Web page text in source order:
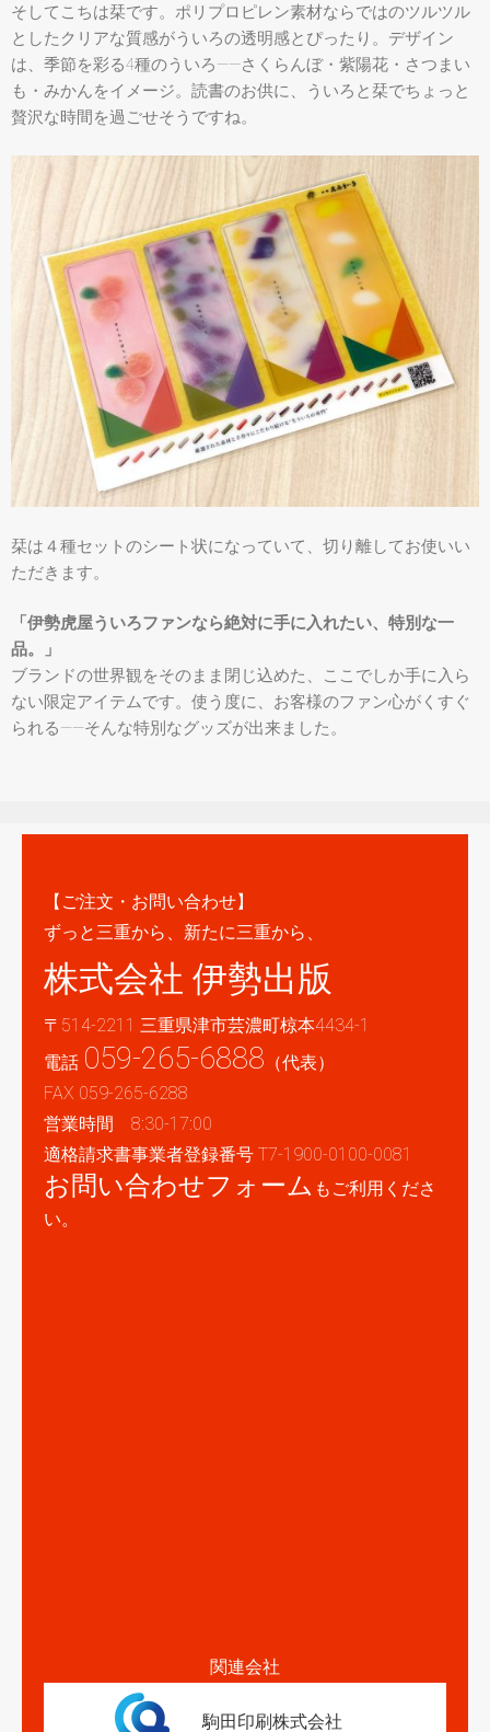
そしてこちは栞です。ポリプロピレン素材ならではのツルツル
としたクリアな質感がういろの透明感とぴったり。デザイン
は、季節を彩る4種のういろ――さくらんぼ・紫陽花・さつまい
も・みかんをイメージ。読書のお供に、ういろと栞でちょっと
贅沢な時間を過ごせそうですね。
栞は４種セットのシート状になっていて、切り離してお使いい
ただきます。
「伊勢虎屋ういろファンなら絶対に手に入れたい、特別な一
品。」
ブランドの世界観をそのまま閉じ込めた、ここでしか手に入ら
ない限定アイテムです。使う度に、お客様のファン心がくすぐ
られる――そんな特別なグッズが出来ました。
【ご注文・お問い合わせ】
ずっと三重から、新たに三重から、
株式会社 伊勢出版
〒514-2211 三重県津市芸濃町椋本4434-1
電話 059-265-6888 （代表）
FAX 059-265-6288
営業時間 8:30-17:00
適格請求書事業者登録番号 T7-1900-0100-0081
お問い合わせフォーム もご利用くださ
い。
関連会社
駒田印刷株式会社